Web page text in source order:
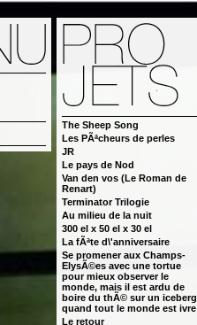
The Sheep Song
Les PÃªcheurs de perles
JR
Le pays de Nod
Van den vos (Le Roman de
Renart)
Terminator Trilogie
Au milieu de la nuit
300 el x 50 el x 30 el
La fÃªte d\'anniversaire
Se promener aux Champs-
ElysÃ©es avec une tortue
pour mieux observer le
monde, mais il est ardu de
boire du thÃ© sur un iceberg
quand tout le monde est ivre
Le retour